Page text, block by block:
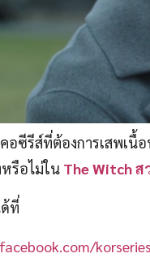
ซีรีส์ที่ต้องการเสพเนื้
รือไม่ใน The Witch ส
ที่
facebook.com/korseries